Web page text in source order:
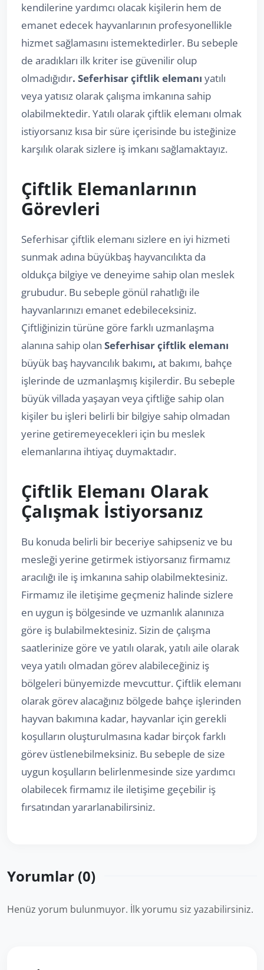
kendilerine yardımcı olacak kişilerin hem de
emanet edecek hayvanlarının profesyonellikle
hizmet sağlamasını istemektedirler. Bu sebeple
de aradıkları ilk kriter ise güvenilir olup
olmadığıdır. Seferhisar çiftlik elemanı yatılı
veya yatısız olarak çalışma imkanına sahip
olabilmektedir. Yatılı olarak çiftlik elemanı olmak
istiyorsanız kısa bir süre içerisinde bu isteğinize
karşılık olarak sizlere iş imkanı sağlamaktayız.
Çiftlik Elemanlarının
Görevleri
Seferhisar çiftlik elemanı sizlere en iyi hizmeti
sunmak adına büyükbaş hayvancılıkta da
oldukça bilgiye ve deneyime sahip olan meslek
grubudur. Bu sebeple gönül rahatlığı ile
hayvanlarınızı emanet edebileceksiniz.
Çiftliğinizin türüne göre farklı uzmanlaşma
alanına sahip olan Seferhisar çiftlik elemanı
büyük baş hayvancılık bakımı, at bakımı, bahçe
işlerinde de uzmanlaşmış kişilerdir. Bu sebeple
büyük villada yaşayan veya çiftliğe sahip olan
kişiler bu işleri belirli bir bilgiye sahip olmadan
yerine getiremeyecekleri için bu meslek
elemanlarına ihtiyaç duymaktadır.
Çiftlik Elemanı Olarak
Çalışmak İstiyorsanız
Bu konuda belirli bir beceriye sahipseniz ve bu
mesleği yerine getirmek istiyorsanız firmamız
aracılığı ile iş imkanına sahip olabilmektesiniz.
Firmamız ile iletişime geçmeniz halinde sizlere
en uygun iş bölgesinde ve uzmanlık alanınıza
göre iş bulabilmektesiniz. Sizin de çalışma
saatlerinize göre ve yatılı olarak, yatılı aile olarak
veya yatılı olmadan görev alabileceğiniz iş
bölgeleri bünyemizde mevcuttur. Çiftlik elemanı
olarak görev alacağınız bölgede bahçe işlerinden
hayvan bakımına kadar, hayvanlar için gerekli
koşulların oluşturulmasına kadar birçok farklı
görev üstlenebilmeksiniz. Bu sebeple de size
uygun koşulların belirlenmesinde size yardımcı
olabilecek firmamız ile iletişime geçebilir iş
fırsatından yararlanabilirsiniz.
Yorumlar (0)
Henüz yorum bulunmuyor. İlk yorumu siz yazabilirsiniz.